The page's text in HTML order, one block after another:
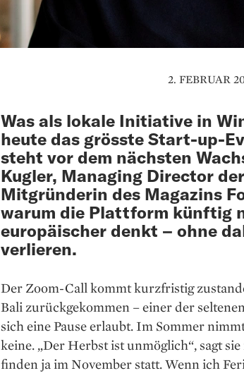
2. FEBRUAR
Was als lokale Initiative in
heute das grösste Start-up-
steht vor dem nächsten
Kugler, Managing Director
Mitgründerin des Magazins
warum die Plattform künftig
europäischer denkt – ohne
verlieren.
Der Zoom-Call kommt kurzfristig
Bali zurückgekommen – einer der
sich eine Pause erlaubt. Im Sommer
keine. „Der Herbst ist unmöglich“, sagt
finden ja im November statt. Wenn ich